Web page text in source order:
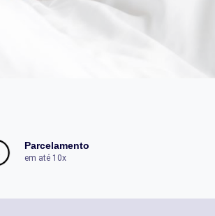
Parcelamento
em até 10x